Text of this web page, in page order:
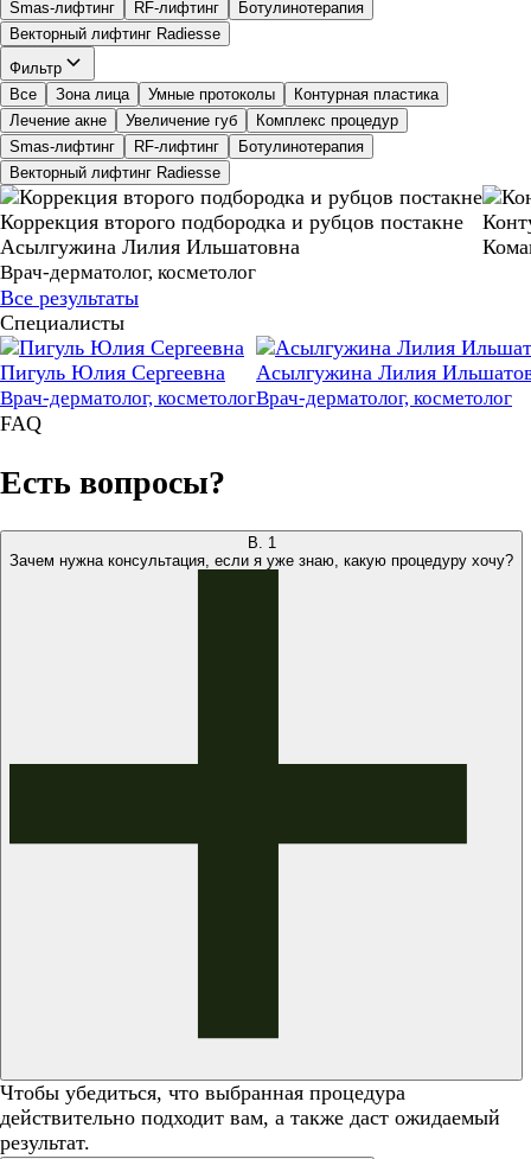
Smas-лифтинг RF-лифтинг
Ботулинотерапия
Векторный лифтинг Radiesse
Фильтр
Все
Зона лица Умные протоколы
Контурная пластика
Лечение акне
Увеличение губ
Комплекс процедур
Smas-лифтинг
RF-лифтинг
Ботулинотерапия
Векторный лифтинг Radiesse
Коррекция второго подбородка и рубцов постакне
Асылгужина Лилия Ильшатовна
Врач-дерматолог, косметолог
Все результаты
Специалисты
Пигуль Юлия Сергеевна
Врач-дерматолог, косметолог
Асылгужина Лилия
Врач-дерматолог, косметолог
FAQ
Есть вопросы?
В. 1
Зачем нужна консультация, если я уже знаю, какую процедуру хочу?
Чтобы убедиться, что выбранная процедура
действительно подходит вам, а также даст ожидаемый
результат.